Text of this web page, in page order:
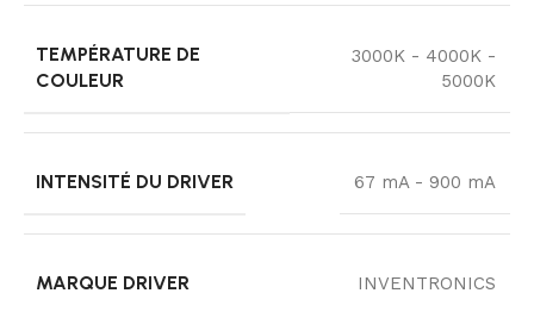
TEMPÉRATURE DE
COULEUR
3000K - 4000K -
5000K
INTENSITÉ DU DRIVER 67 mA - 900 mA
MARQUE DRIVER INVENTRONICS